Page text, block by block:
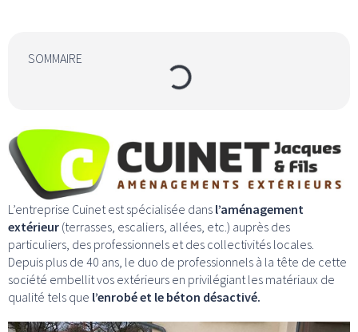
L’entreprise Cuinet est spécialisée dans l’aménagement
extérieur (terrasses, escaliers, allées, etc.) auprès des
particuliers, des professionnels et des collectivités locales.
Depuis plus de 40 ans, le duo de professionnels à la tête de cette
société embellit vos extérieurs en privilégiant les matériaux de
qualité tels que l’enrobé et le béton désactivé.
SOMMAIRE